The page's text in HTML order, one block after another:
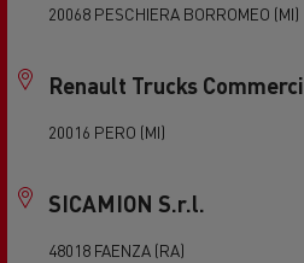
20068 PESCHIERA BORROMEO (MI)
Renault Trucks
20016 PERO (MI)
SICAMION S.r.l.
48018 FAENZA (RA)